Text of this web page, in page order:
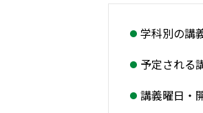
学科別の講
予定される
講義曜日・